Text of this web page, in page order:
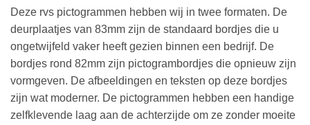
Deze rvs pictogrammen hebben wij in twee formaten. De
deurplaatjes van 83mm zijn de standaard bordjes die u
ongetwijfeld vaker heeft gezien binnen een bedrijf. De
bordjes rond 82mm zijn pictogrambordjes die opnieuw zijn
vormgeven. De afbeeldingen en teksten op deze bordjes
zijn wat moderner. De pictogrammen hebben een handige
zelfklevende laag aan de achterzijde om ze zonder moeite